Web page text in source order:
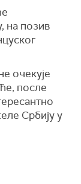
на позив
очекује
после
Србију у